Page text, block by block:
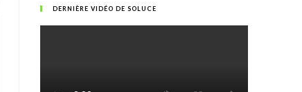
DERNIÈRE VIDÉO DE SOLUCE